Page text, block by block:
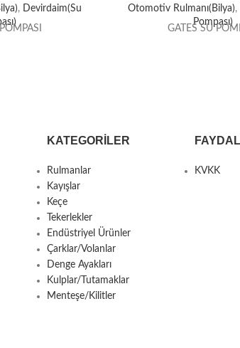
, Devirdaim(Su
Otomotiv Rulmanı(Bilya),
Pompası)
GATES SU
KATEGORILER
Rulmanlar
Kayışlar
Keçe
Tekerlekler
Endüstriyel Ürünler
Çarklar/Volanlar
Denge Ayakları
Kulplar/Tutamaklar
Menteşe/Kilitler
KVKK